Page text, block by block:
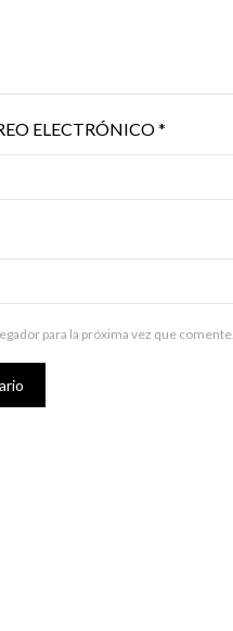
ELECTRÓNICO*
para la próxima vez que comente.